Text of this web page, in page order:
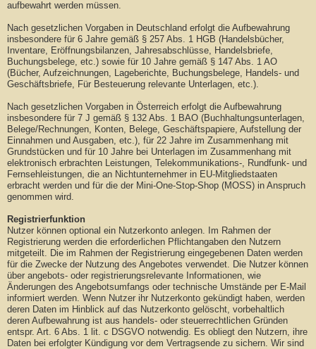
aufbewahrt werden müssen.
Nach gesetzlichen Vorgaben in Deutschland erfolgt die Aufbewahrung
insbesondere für 6 Jahre gemäß § 257 Abs. 1 HGB (Handelsbücher,
Inventare, Eröffnungsbilanzen, Jahresabschlüsse, Handelsbriefe,
Buchungsbelege, etc.) sowie für 10 Jahre gemäß § 147 Abs. 1 AO
(Bücher, Aufzeichnungen, Lageberichte, Buchungsbelege, Handels- und
Geschäftsbriefe, Für Besteuerung relevante Unterlagen, etc.).
Nach gesetzlichen Vorgaben in Österreich erfolgt die Aufbewahrung
insbesondere für 7 J gemäß § 132 Abs. 1 BAO (Buchhaltungsunterlagen,
Belege/Rechnungen, Konten, Belege, Geschäftspapiere, Aufstellung der
Einnahmen und Ausgaben, etc.), für 22 Jahre im Zusammenhang mit
Grundstücken und für 10 Jahre bei Unterlagen im Zusammenhang mit
elektronisch erbrachten Leistungen, Telekommunikations-, Rundfunk- und
Fernsehleistungen, die an Nichtunternehmer in EU-Mitgliedstaaten
erbracht werden und für die der Mini-One-Stop-Shop (MOSS) in Anspruch
genommen wird.
Registrierfunktion
Nutzer können optional ein Nutzerkonto anlegen. Im Rahmen der
Registrierung werden die erforderlichen Pflichtangaben den Nutzern
mitgeteilt. Die im Rahmen der Registrierung eingegebenen Daten werden
für die Zwecke der Nutzung des Angebotes verwendet. Die Nutzer können
über angebots- oder registrierungsrelevante Informationen, wie
Änderungen des Angebotsumfangs oder technische Umstände per E-Mail
informiert werden. Wenn Nutzer ihr Nutzerkonto gekündigt haben, werden
deren Daten im Hinblick auf das Nutzerkonto gelöscht, vorbehaltlich
deren Aufbewahrung ist aus handels- oder steuerrechtlichen Gründen
entspr. Art. 6 Abs. 1 lit. c DSGVO notwendig. Es obliegt den Nutzern, ihre
Daten bei erfolgter Kündigung vor dem Vertragsende zu sichern. Wir sind